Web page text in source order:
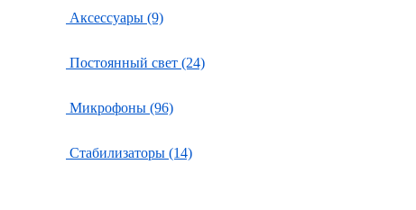
Аксессуары (9)
Постоянный свет (24)
Микрофоны (96)
Стабилизаторы (14)